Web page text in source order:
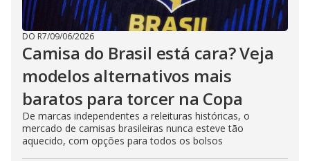
DO R7/09/06/2026
Camisa do Brasil está cara? Veja
modelos alternativos mais
baratos para torcer na Copa
De marcas independentes a releituras históricas, o
mercado de camisas brasileiras nunca esteve tão
aquecido, com opções para todos os bolsos